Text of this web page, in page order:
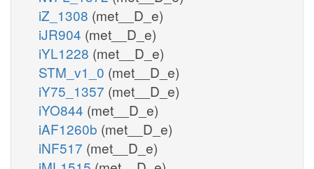
iZ_1308 (met__D_e)
iJR904 (met__D_e)
iYL1228 (met__D_e)
STM_v1_0 (met__D_e)
iY75_1357 (met__D_e)
iYO844 (met__D_e)
iAF1260b (met__D_e)
iNF517 (met__D_e)